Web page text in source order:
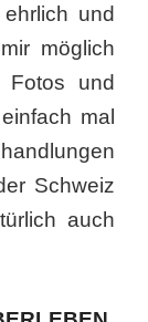
und
möglich
Fotos und
mal
Schweiz
auch